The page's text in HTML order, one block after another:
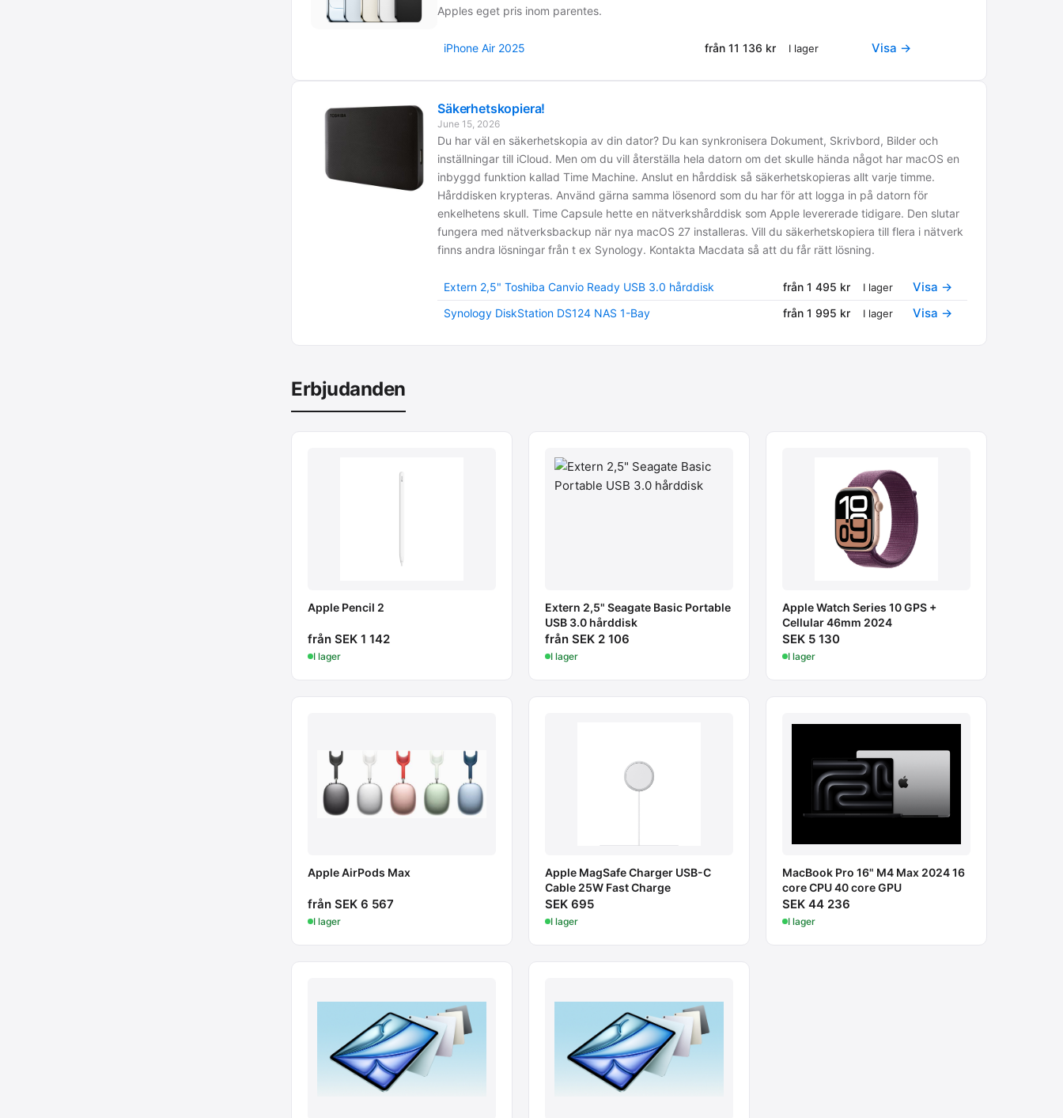
Apples eget pris inom parentes.
iPhone Air 2025 från 11 136 kr I lager Visa →
Säkerhetskopiera!
June 15, 2026
Du har väl en säkerhetskopia av din dator? Du kan synkronisera Dokument, Skrivbord, Bilder och
inställningar till iCloud. Men om du vill återställa hela datorn om det skulle hända något har macOS en
inbyggd funktion kallad Time Machine. Anslut en hårddisk så säkerhetskopieras allt varje timme.
Hårddisken krypteras. Använd gärna samma lösenord som du har för att logga in på datorn för
enkelhetens skull. Time Capsule hette en nätverkshårddisk som Apple levererade tidigare. Den slutar
fungera med nätverksbackup när nya macOS 27 installeras. Vill du säkerhetskopiera till flera i nätverk
finns andra lösningar från t ex Synology. Kontakta Macdata så att du får rätt lösning.
Extern 2,5" Toshiba Canvio Ready USB 3.0 hårddisk från 1 495 kr I lager Visa →
Synology DiskStation DS124 NAS 1-Bay från 1 995 kr I lager Visa →
Erbjudanden
Apple Pencil 2
från SEK 1 142
I lager
Extern 2,5" Seagate Basic Portable
USB 3.0 hårddisk
från SEK 2 106
I lager
Apple Watch Series 10 GPS +
Cellular 46mm 2024
SEK 5 130
I lager
Apple AirPods Max
från SEK 6 567
I lager
Apple MagSafe Charger USB-C
Cable 25W Fast Charge
SEK 695
I lager
MacBook Pro 16" M4 Max 2024 16
core CPU 40 core GPU
SEK 44 236
I lager